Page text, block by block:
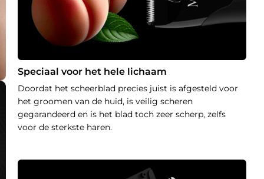
Speciaal voor het hele lichaam
Doordat het scheerblad precies juist is afgesteld voor
het groomen van de huid, is veilig scheren
gegarandeerd en is het blad toch zeer scherp, zelfs
voor de sterkste haren.